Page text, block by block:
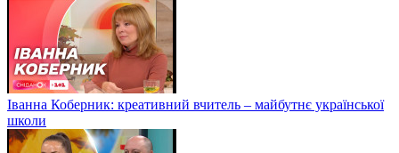
Іванна Коберник: креативний вчитель – майбутнє української
школи